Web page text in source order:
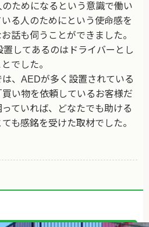
ためになるという意識で働い
る人のためにという使命感を
話も伺うことができました。
してあるのはドライバーとし
でした。
、AEDが多く設置されている
い物を依頼しているお客様だ
ていれば、どなたでも助ける
も感銘を受けた取材でした。